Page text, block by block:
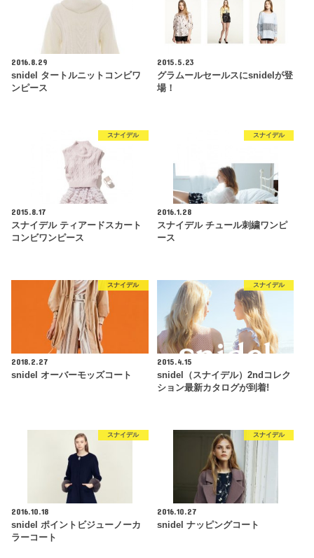
2016.8.29
snidel タートルニットコンビワ
ンピース
2015.5.23
グラムールセールスにsnidelが登
場！
スナイデル
2015.8.17
スナイデル ティアードスカート
コンビワンピース
スナイデル
2016.1.28
スナイデル チュール刺繍ワンピ
ース
スナイデル
2018.2.27
snidel オーバーモッズコート
スナイデル
2015.4.15
snidel（スナイデル）2ndコレク
ション最新カタログが到着!
スナイデル
2016.10.18
snidel ポイントビジューノーカ
ラーコート
スナイデル
2016.10.27
snidel ナッピングコート